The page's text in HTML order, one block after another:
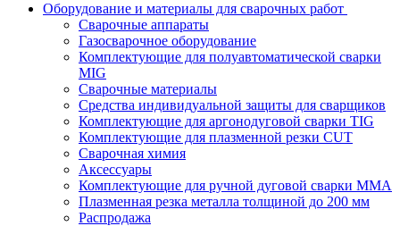
Оборудование и материалы для сварочных работ
Сварочные аппараты
Газосварочное оборудование
Комплектующие для полуавтоматической сварки
MIG
Сварочные материалы
Средства индивидуальной защиты для сварщиков
Комплектующие для аргонодуговой сварки TIG
Комплектующие для плазменной резки CUT
Сварочная химия
Аксессуары
Комплектующие для ручной дуговой сварки MMA
Плазменная резка металла толщиной до 200 мм
Распродажа